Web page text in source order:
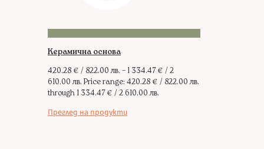
Керамична основа
420.28 € / 822.00 лв. – 1 334.47€ / 2
610.00 лв. Price range: 420.28 € / 822.00 лв.
through 1 334.47 € / 2 610.00 лв.
Преглед на продукти